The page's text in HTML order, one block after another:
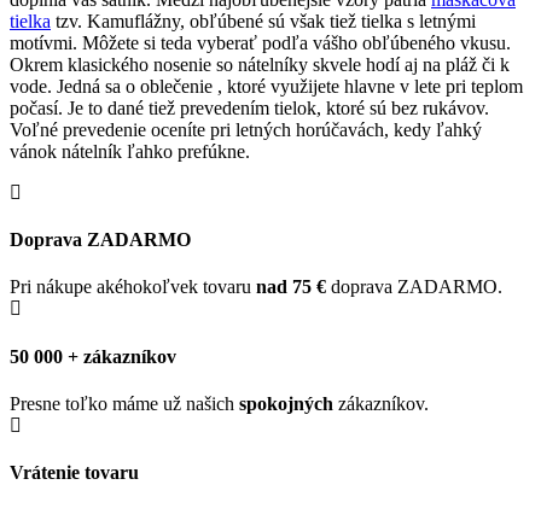
tielka tzv. Kamuflážny, obľúbené sú však tiež tielka s letnými
motívmi. Môžete si teda vyberať podľa vášho obľúbeného vkusu.
Okrem klasického nosenie so nátelníky skvele hodí aj na pláž či k
vode. Jedná sa o oblečenie , ktoré využijete hlavne v lete pri teplom
počasí. Je to dané tiež prevedením tielok, ktoré sú bez rukávov.
Voľné prevedenie oceníte pri letných horúčavách, kedy ľahký
vánok nátelník ľahko prefúkne.
Doprava ZADARMO
Pri nákupe akéhokoľvek tovaru nad 75 € doprava ZADARMO.
50 000 + zákazníkov
Presne toľko máme už našich spokojných zákazníkov.
Vrátenie tovaru